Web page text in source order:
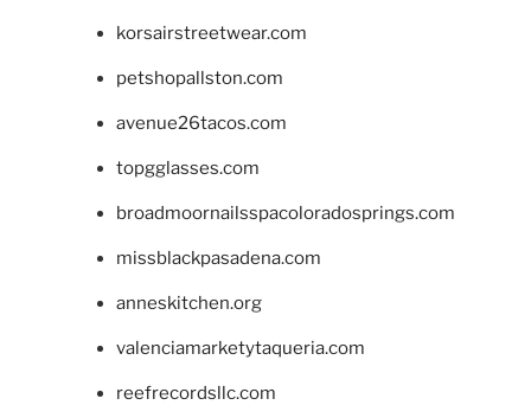
korsairstreetwear.com
petshopallston.com
avenue26tacos.com
topgglasses.com
broadmoornailsspacoloradosprings.com
missblackpasadena.com
anneskitchen.org
valenciamarketytaqueria.com
reefrecordsllc.com